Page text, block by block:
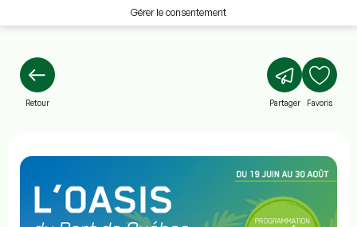
Gérer le consentement
Retour Partager Favoris